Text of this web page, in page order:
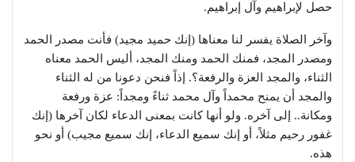
حصل لإبراهيم وآل إبراهيم.
وآخر الصلاة يفسر لنا معناها (إنك حميد مجيد) فأنت مصدر الحمد
ومصدر المجد، فمنك الحمد ومنك المجد، أليس الحمد معناه
الثناء، والمجد العزة والرفعة؟. إذاً فنحن دعونا من له الثناء
والمجد أن يمنح محمداً وآل محمد ثناءً ومجداً: عزة ورفعة
ومكانة.. إلى آخره. ولو أنها كانت بمعنى الدعاء لكان آخرها (إنك
غفور رحيم مثلاً، أو إنك سميع الدعاء، إنك سميع مجيب) أو نحو
هذه.